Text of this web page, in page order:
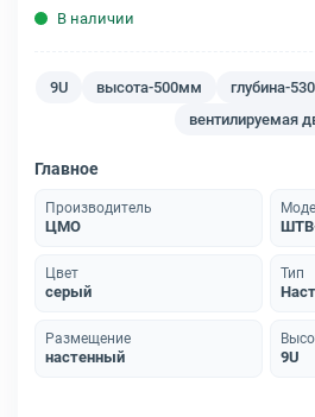
В наличии
9U высота-500мм глубина-
вентилируемая
Главное
Производитель
ЦМО
Цвет
серый
Тип
Размещение
настенный 9U